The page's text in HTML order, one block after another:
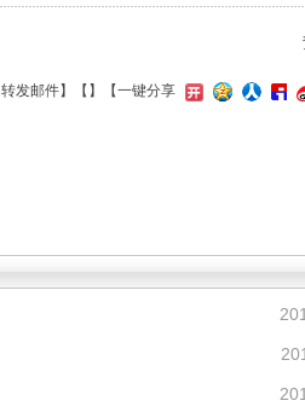
转发邮件】【 】 【一键分享